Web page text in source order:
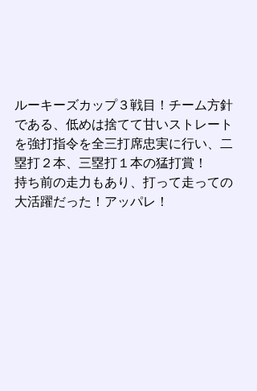
ルーキーズカップ３戦目！チーム方針
である、低めは捨てて甘いストレート
を強打指令を全三打席忠実に行い、二
塁打２本、三塁打１本の猛打賞！
持ち前の走力もあり、打って走っての
大活躍だった！アッパレ！